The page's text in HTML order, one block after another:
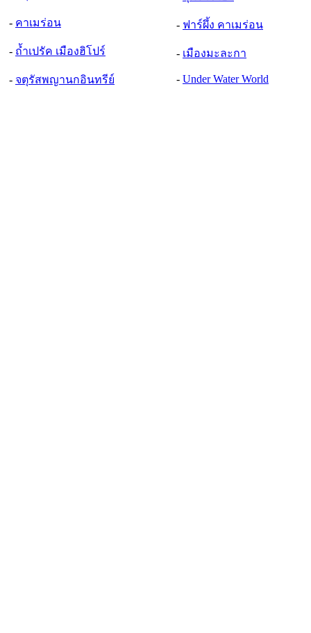
- คาเมร่อน
- ถ้ำเปรัค เมืองฮิโปร
- จตุรัสพญานกอินทรีย
- ฟาร์ผึ้ง คาเมร่อน
- เมืองมะละกา
- Under Water World